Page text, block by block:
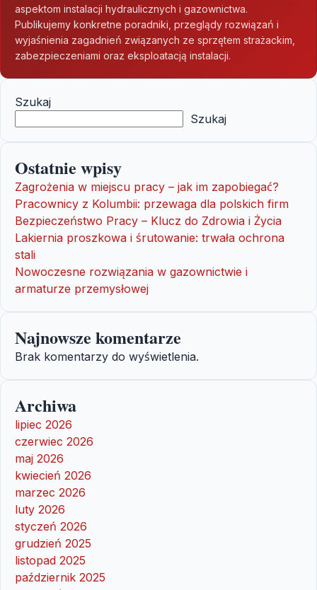
aspektom instalacji hydraulicznych i gazownictwa.
Publikujemy konkretne poradniki, przeglądy rozwiązań i
wyjaśnienia zagadnień związanych ze sprzętem strażackim,
zabezpieczeniami oraz eksploatacją instalacji.
Szukaj
Szukaj
Ostatnie wpisy
Zagrożenia w miejscu pracy – jak im zapobiegać?
Pracownicy z Kolumbii: przewaga dla polskich firm
Bezpieczeństwo Pracy – Klucz do Zdrowia i Życia
Lakiernia proszkowa i śrutowanie: trwała ochrona
stali
Nowoczesne rozwiązania w gazownictwie i
armaturze przemysłowej
Najnowsze komentarze
Brak komentarzy do wyświetlenia.
Archiwa
lipiec 2026
czerwiec 2026
maj 2026
kwiecień 2026
marzec 2026
luty 2026
styczeń 2026
grudzień 2025
listopad 2025
październik 2025